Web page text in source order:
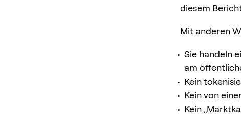
diesem
Mit anderen
Sie handeln
am
Kein
Kein von
Kein